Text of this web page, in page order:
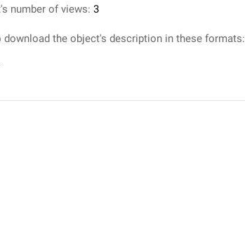
number of views: 3
download the object's description in these formats: